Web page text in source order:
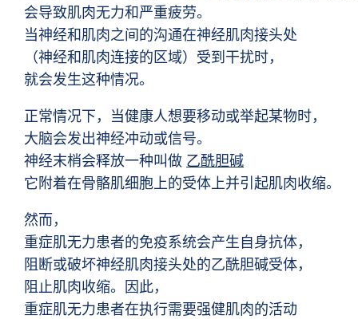
会导致肌肉无力和严重疲劳。
当神经和肌肉之间的沟通在神经肌肉接头处
（神经和肌肉连接的区域）受到干扰时，
就会发生这种情况。
正常情况下，当健康人想要移动或举起某物时，
大脑会发出神经冲动或信号。
神经末梢会释放一种叫做 乙酰胆碱
它附着在骨骼肌细胞上的受体上并引起肌肉收缩。
然而，
重症肌无力患者的免疫系统会产生自身抗体，
阻断或破坏神经肌肉接头处的乙酰胆碱受体，
阻止肌肉收缩。因此，
重症肌无力患者在执行需要强健肌肉的活动